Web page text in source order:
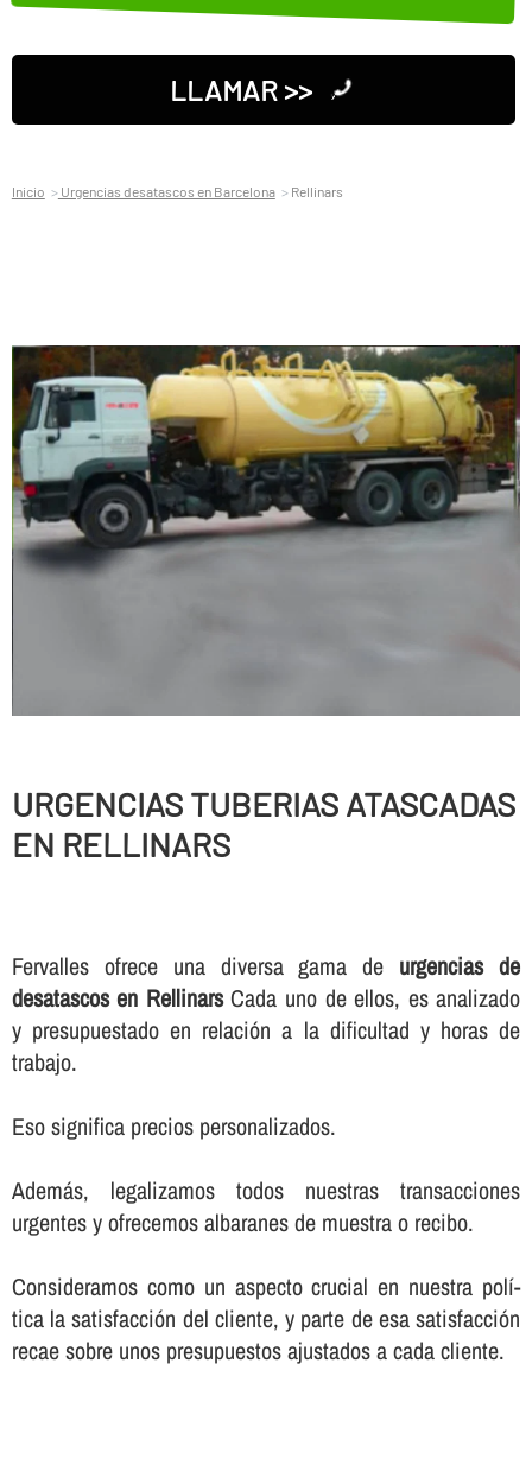
LLAMAR >>
Inicio Urgencias desatascos en Barcelona Rellinars
URGENCIAS TUBERIAS ATASCADAS
EN RELLINARS
Fervalles ofrece una diversa gama de urgencias de
desatascos en RellinarsCada uno de ellos, es analizado
y presupuestado en relación a la dificultad y horas de
trabajo.
Eso significa precios personalizados.
Además, legalizamos todos nuestras transacciones
urgentes y ofrecemos albaranes de muestra o recibo.
Consideramos como un aspecto crucial en nuestra polí­
tica la satisfacción del cliente, y parte de esa satisfacción
recae sobre unos presupuestos ajustados a cada cliente.